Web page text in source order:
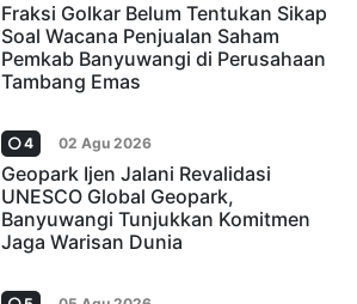
Fraksi Golkar Belum Tentukan Sikap
Soal Wacana Penjualan Saham
Pemkab Banyuwangi di Perusahaan
Tambang Emas
4 02 Agu 2026
Geopark Ijen Jalani Revalidasi
UNESCO Global Geopark,
Banyuwangi Tunjukkan Komitmen
Jaga Warisan Dunia